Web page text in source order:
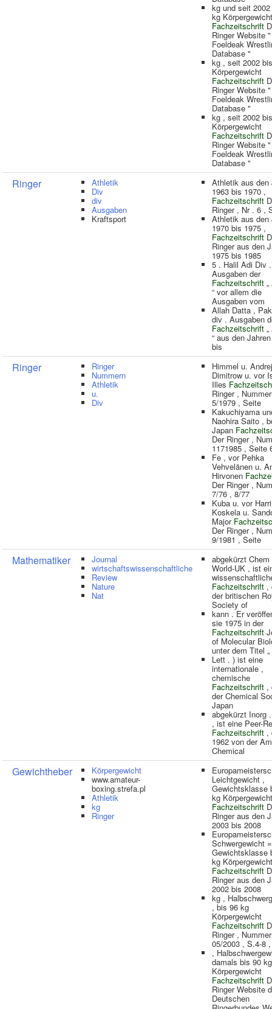
kg und seit
kg Körpergewicht
Fachzeitschrift
Ringer Website "
Foeldeak
Database "
kg , seit 2002
Körpergewicht
Fachzeitschrift
Ringer Website "
Foeldeak
Database "
kg , seit 2002
Körpergewicht
Fachzeitschrift
Ringer Website "
Foeldeak
Database "
Ringer Athletik
Div
div
Ausgaben
Kraftsport
Athletik aus den
1963 bis 1970 ,
Fachzeitschrift
Ringer , Nr . 6 ,
Athletik aus den
1970 bis 1975 ,
Fachzeitschrift
Ringer aus den
1975 bis 1985
5 . Halil Adi Div .
Ausgaben der
Fachzeitschrift
“ vor allem die
Ausgaben vom
Allah Datta ,
div . Ausgaben
Fachzeitschrift
“ aus den
bis
Ringer Ringer
Nummern
Athletik
u.
Div
Himmel u. Andrej
Dimitrow u. vor
Illes
Ringer ,
5/1979 , Seite
Kakuchiyama
Naohira Saito ,
Japan
Der Ringer ,
1171985 , Seite
Fe , vor Pehka
Vehvelänen u.
Hirvonen
Der Ringer ,
7/76 , 8/77
Kuba u. vor Harri
Koskela u.
Major
Der Ringer ,
9/1981 , Seite
Mathematiker Journal
wirtschaftswissenschaftliche
Review
Nature
Nat
abgekürzt Chem
World-UK , ist
Fachzeitschrift ,
der britischen
Society of
kann . Er
sie 1975 in der
Fachzeitschrift
of Molecular
unter dem Titel „
Lett . ) ist eine
internationale ,
chemische
Fachzeitschrift ,
der Chemical
Japan
abgekürzt Inorg
, ist eine Peer-
Fachzeitschrift ,
1962 von der
Chemical
Gewichtheber Körpergewicht
www.amateur-
boxing.strefa.pl
Athletik
kg
Ringer
Leichtgewicht ,
Gewichtsklasse
kg Körpergewicht
Fachzeitschrift
Ringer aus den
2003 bis 2008
Schwergewicht =
Gewichtsklasse
kg Körpergewicht
Fachzeitschrift
Ringer aus den
2002 bis 2008
kg ,
, bis 96 kg
Körpergewicht
Fachzeitschrift
Ringer ,
05/2003 , S.4-8 ,
,
damals bis 90 kg
Körpergewicht
Fachzeitschrift
Ringer Website
Deutschen